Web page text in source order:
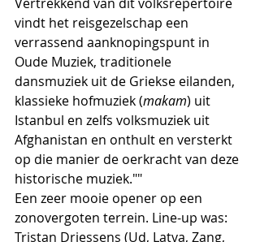
vindt het reisgezelschap een
verrassend aanknopingspunt in
Oude Muziek, traditionele
dansmuziek uit de Griekse eilanden,
klassieke hofmuziek (makam) uit
Istanbul en zelfs volksmuziek uit
Afghanistan en onthult en versterkt
op die manier de oerkracht van deze
historische muziek.""
Een zeer mooie opener op een
zonovergoten terrein. Line-up was:
Tristan Driessens (Ud, Latva, Zang,